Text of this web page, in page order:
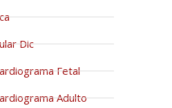
Dic
Fetal
Adulto